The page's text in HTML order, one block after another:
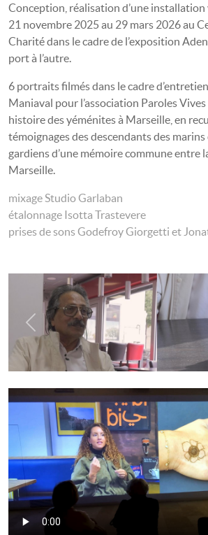
Conception, réalisation d’une
21 novembre 2025 au 29 mars 2026 au
Charité dans le cadre de l’exposition
port à l’autre.
6 portraits filmés dans le cadre
Maniaval pour l’association Paroles
histoire des yéménites à Marseille, en
témoignages des descendants des marins
gardiens d’une mémoire commune entre
Marseille.
mixage Studio Garlaban
étalonnage Isotta Trastevere
prises de sons Godefroy Giorgetti et
Previous